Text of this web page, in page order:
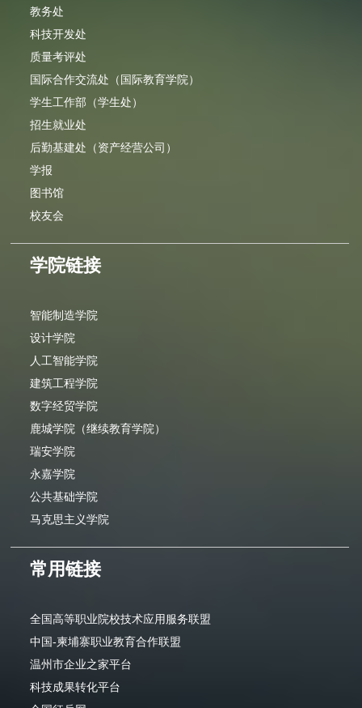
教务处
科技开发处
质量考评处
国际合作交流处（国际教育学院）
学生工作部（学生处）
招生就业处
后勤基建处（资产经营公司）
学报
图书馆
校友会
学院链接
智能制造学院
设计学院
人工智能学院
建筑工程学院
数字经贸学院
鹿城学院（继续教育学院）
瑞安学院
永嘉学院
公共基础学院
马克思主义学院
常用链接
全国高等职业院校技术应用服务联盟
中国-柬埔寨职业教育合作联盟
温州市企业之家平台
科技成果转化平台